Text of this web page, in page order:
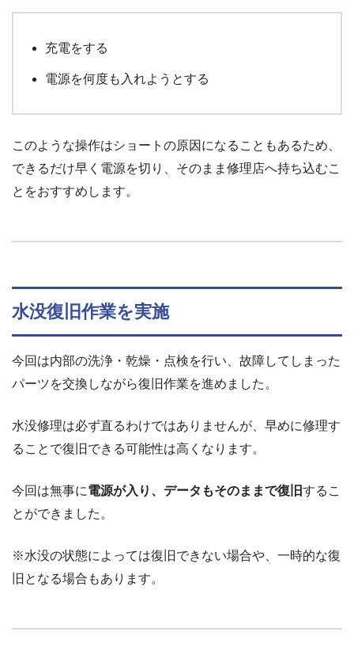
充電をする
電源を何度も入れようとする
このような操作はショートの原因になることもあるため、
できるだけ早く電源を切り、そのまま修理店へ持ち込むこ
とをおすすめします。
水没復旧作業を実施
今回は内部の洗浄・乾燥・点検を行い、故障してしまった
パーツを交換しながら復旧作業を進めました。
水没修理は必ず直るわけではありませんが、早めに修理す
ることで復旧できる可能性は高くなります。
今回は無事に電源が入り、データもそのままで復旧するこ
とができました。
※水没の状態によっては復旧できない場合や、一時的な復
旧となる場合もあります。